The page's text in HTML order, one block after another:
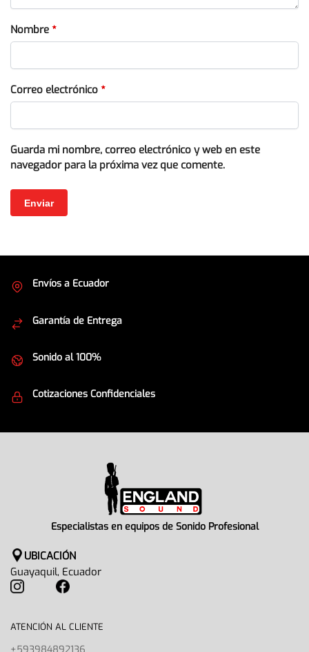
Nombre *
Correo electrónico *
Guarda mi nombre, correo electrónico y web en este
navegador para la próxima vez que comente.
Envíos a Ecuador
Garantía de Entrega
Sonido al 100%
Cotizaciones Confidenciales
Especialistas en equipos de Sonido Profesional
UBICACIÓN
Guayaquil, Ecuador
ATENCIÓN AL CLIENTE